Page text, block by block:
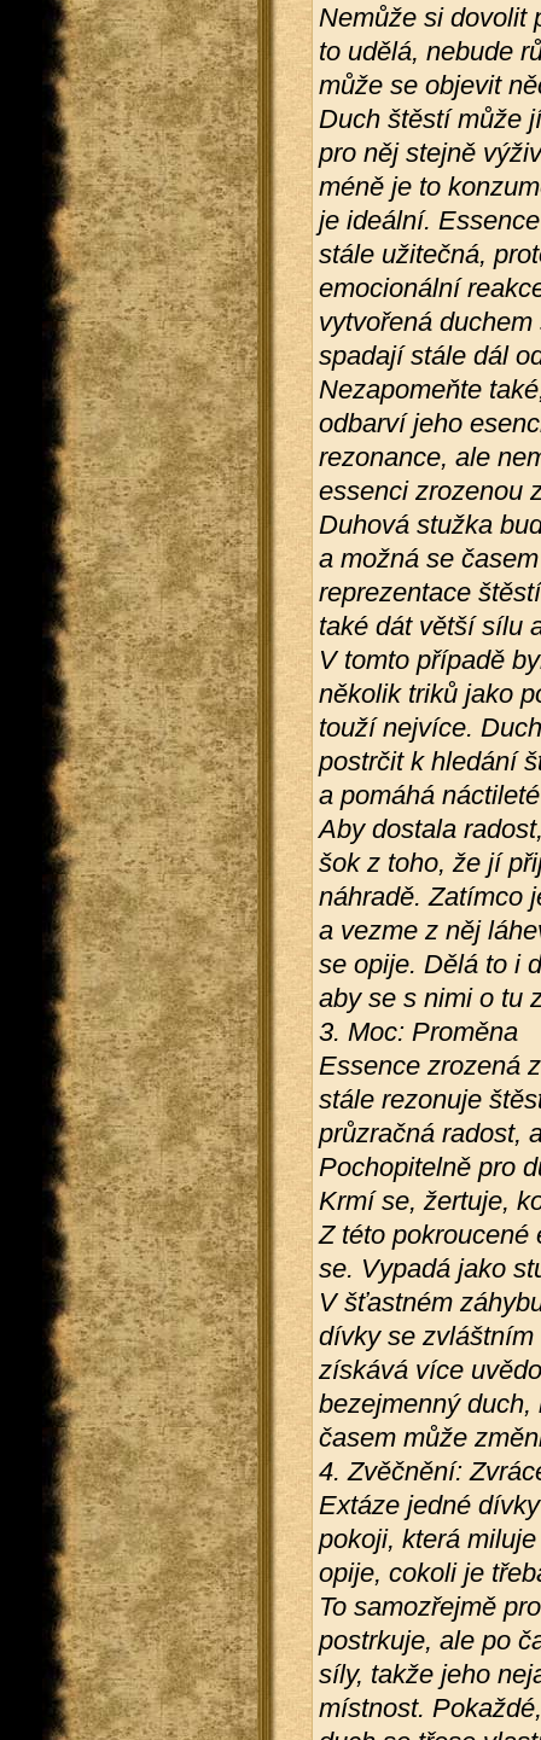
Nemůže si dovolit
to udělá, nebude
může se objevit
Duch štěstí může
pro něj stejně
méně je to
je ideální.
stále užitečná,
emocionální
vytvořená
spadají stále dál
Nezapomeňte
odbarví jeho
rezonance, ale
essenci zrozenou
Duhová stužka
a možná se
reprezentace
také dát větší sílu
V tomto případě
několik triků jako
touží nejvíce.
postrčit k hledání
a pomáhá
Aby dostala
šok z toho, že jí
náhradě. Zatímco
a vezme z něj
se opije. Dělá to i
aby se s nimi o tu
3. Moc: Proměna
Essence zrozená
stále rezonuje
průzračná radost,
Pochopitelně pro
Krmí se, žertuje,
Z této
se. Vypadá jako
V šťastném
dívky se
získává více
bezejmenný duch,
časem může
4. Zvěčnění:
Extáze jedné
pokoji, která
opije, cokoli je
To samozřejmě
postrkuje, ale po
síly, takže jeho
místnost.